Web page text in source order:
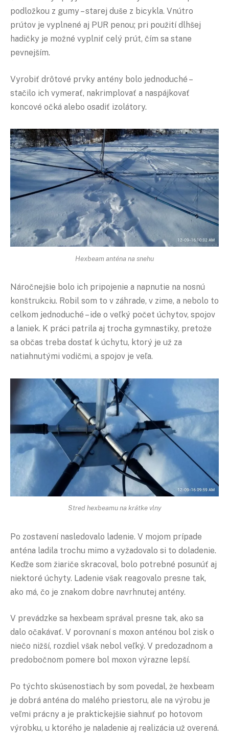
podložkou z gumy – starej duše z bicykla. Vnútro
prútov je vyplnené aj PUR penou; pri použití dlhšej
hadičky je možné vyplniť celý prút, čím sa stane
pevnejším.
Vyrobiť drôtové prvky antény bolo jednoduché –
stačilo ich vymerať, nakrimplovať a naspájkovať
koncové očká alebo osadiť izolátory.
Hexbeam anténa na snehu
Náročnejšie bolo ich pripojenie a napnutie na nosnú
konštrukciu. Robil som to v záhrade, v zime, a nebolo to
celkom jednoduché – ide o veľký počet úchytov, spojov
a laniek. K práci patrila aj trocha gymnastiky, pretože
sa občas treba dostať k úchytu, ktorý je už za
natiahnutými vodičmi, a spojov je veľa.
Stred hexbeamu na krátke vlny
Po zostavení nasledovalo ladenie. V mojom prípade
anténa ladila trochu mimo a vyžadovalo si to doladenie.
Keďže som žiariče skracoval, bolo potrebné posunúť aj
niektoré úchyty. Ladenie však reagovalo presne tak,
ako má, čo je znakom dobre navrhnutej antény.
V prevádzke sa hexbeam správal presne tak, ako sa
dalo očakávať. V porovnaní s moxon anténou bol zisk o
niečo nižší, rozdiel však nebol veľký. V predozadnom a
predobočnom pomere bol moxon výrazne lepší.
Po týchto skúsenostiach by som povedal, že hexbeam
je dobrá anténa do malého priestoru, ale na výrobu je
veľmi prácny a je praktickejšie siahnuť po hotovom
výrobku, u ktorého je naladenie aj realizácia už overená.